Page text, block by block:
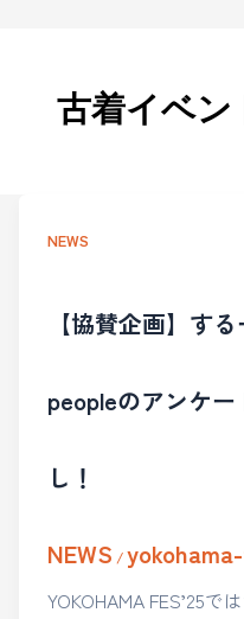
古着イベン
NEWS
【協賛企画】す
peopleのアンケ
し！
NEWS /
YOKOHAMA FES’25